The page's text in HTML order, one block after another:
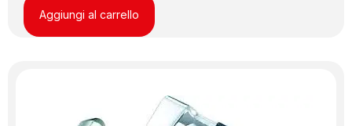
Aggiungi al carrello